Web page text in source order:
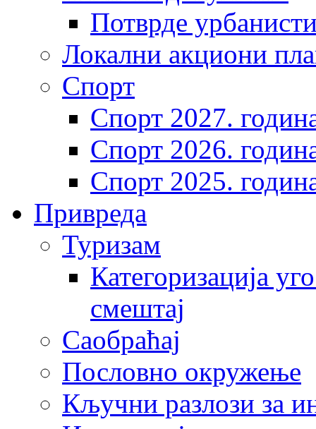
Потврде
Локални акциони
Спорт
Спорт 2027.
Спорт 2026.
Спорт 2025.
Привреда
Туризам
Категоризација
смештај
Саобраћај
Пословно окружење
Кључни разлози за